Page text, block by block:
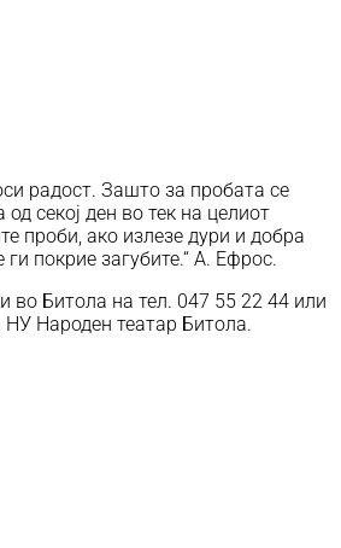
радост. Зашто за пробата се
секој ден во тек на целиот
проби, ако излезе дури и добра
ги покрие загубите.“ А. Ефрос.
во Битола на тел. 047 55 22 44 или
Народен театар Битола.